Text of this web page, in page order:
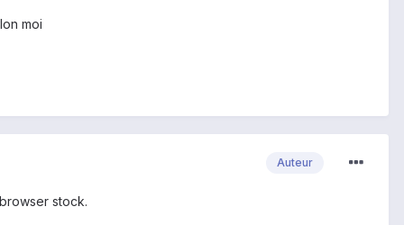
moi
Auteur
stock.